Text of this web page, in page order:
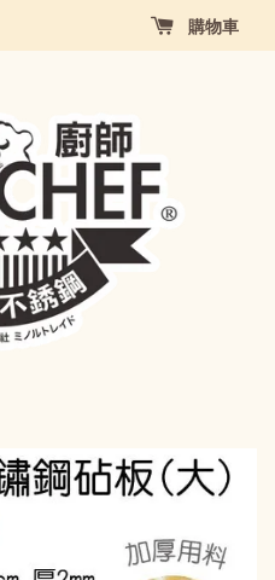
購物車